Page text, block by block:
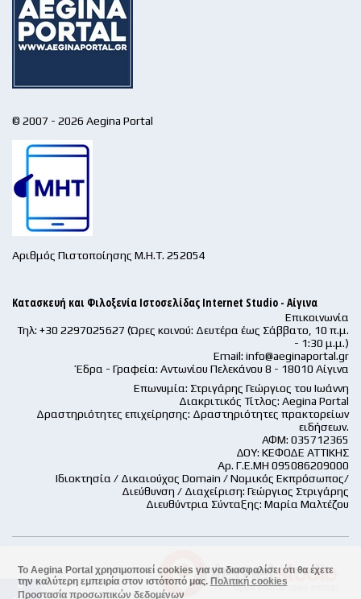
Το Aegina Portal χρησιμοποιεί cookies για να διασφαλίσει ότι θα έχετε
την καλύτερη εμπειρία στον ιστότοπό μας. Πολιτική cookies
Προστασία προσωπικών δεδομένων
© 2007 - 2026 Aegina Portal
Αριθμός Πιστοποίησης Μ.Η.Τ. 252054
Κατασκευή και Φιλοξενία Ιστοσελίδας Internet Studio - Αίγινα
Επικοινωνία
Τηλ: +30 2297025627 (Ώρες κοινού: Δευτέρα έως Σάββατο, 10 π.μ.
- 1:30 μ.μ.)
Email: info@aeginaportal.gr
Έδρα - Γραφεία: Αντωνίου Πελεκάνου 8 - 18010 Αίγινα
Επωνυμία: Στριγάρης Γεώργιος του Ιωάννη
Διακριτικός Τίτλος: Aegina Portal
Δραστηριότητες επιχείρησης: Δραστηριότητες πρακτορείων
ειδήσεων.
ΑΦΜ: 035712365
ΔΟΥ: ΚΕΦΟΔΕ ΑΤΤΙΚΗΣ
Αρ. Γ.Ε.ΜΗ 095086209000
Ιδιοκτησία / Δικαιούχος Domain / Νομικός Εκπρόσωπος/
Διεύθυνση / Διαχείριση: Γεώργιος Στριγάρης
Διευθύντρια Σύνταξης: Μαρία Μαλτέζου